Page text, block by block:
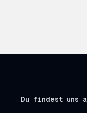
Du findest uns